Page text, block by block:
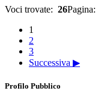
Voci trovate: 26Pagina:
1
2
3
Successiva ▶
Profilo Pubblico